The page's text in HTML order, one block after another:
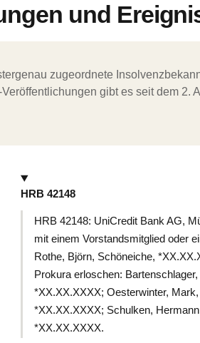
und
zugeordnete
gibt es seit dem
HRB 42148
HRB 42148: UniCredit Bank AG,
mit einem Vorstandsmitglied oder
Rothe, Björn, Schöneiche,
Prokura erloschen:
*XX.XX.XXXX; Oesterwinter,
*XX.XX.XXXX; Schulken,
*XX.XX.XXXX.